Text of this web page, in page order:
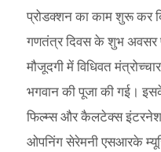
प्रोडक्शन का काम शुरू कर
गणतंत्र दिवस के शुभ अवसर
मौजूदगी में विधिवत
भगवान की पूजा की गई।
फिल्म्स और कैलटेक्स
ओपनिंग सेरेमनी एसआरके